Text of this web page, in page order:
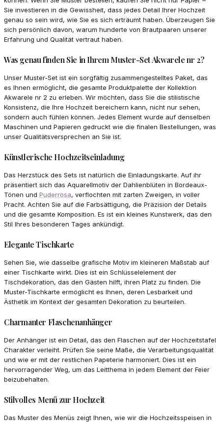
Sie investieren in die Gewissheit, dass jedes Detail Ihrer Hochzeit
genau so sein wird, wie Sie es sich erträumt haben. Überzeugen Sie
sich persönlich davon, warum hunderte von Brautpaaren unserer
Erfahrung und Qualität vertraut haben.
Was genau finden Sie in Ihrem Muster-Set Akwarele nr 2?
Unser Muster-Set ist ein sorgfältig zusammengestelltes Paket, das
es Ihnen ermöglicht, die gesamte Produktpalette der Kollektion
Akwarele nr 2 zu erleben. Wir möchten, dass Sie die stilistische
Konsistenz, die Ihre Hochzeit bereichern kann, nicht nur sehen,
sondern auch fühlen können. Jedes Element wurde auf denselben
Maschinen und Papieren gedruckt wie die finalen Bestellungen, was
unser Qualitätsversprechen an Sie ist.
Künstlerische Hochzeitseinladung
Das Herzstück des Sets ist natürlich die Einladungskarte. Auf ihr
präsentiert sich das Aquarellmotiv der Dahlienblüten in Bordeaux-
Tönen und Puderrosa, verflochten mit zarten Zweigen, in voller
Pracht. Achten Sie auf die Farbsättigung, die Präzision der Details
und die gesamte Komposition. Es ist ein kleines Kunstwerk, das den
Stil Ihres besonderen Tages ankündigt.
Elegante Tischkarte
Sehen Sie, wie dasselbe grafische Motiv im kleineren Maßstab auf
einer Tischkarte wirkt. Dies ist ein Schlüsselelement der
Tischdekoration, das den Gästen hilft, ihren Platz zu finden. Die
Muster-Tischkarte ermöglicht es Ihnen, deren Lesbarkeit und
Ästhetik im Kontext der gesamten Dekoration zu beurteilen.
Charmanter Flaschenanhänger
Der Anhänger ist ein Detail, das den Flaschen auf der Hochzeitstafel
Charakter verleiht. Prüfen Sie seine Maße, die Verarbeitungsqualität
und wie er mit der restlichen Papeterie harmoniert. Dies ist ein
hervorragender Weg, um das Leitthema in jedem Element der Feier
beizubehalten.
Stilvolles Menü zur Hochzeit
Das Muster des Menüs zeigt Ihnen, wie wir die Hochzeitsspeisen in